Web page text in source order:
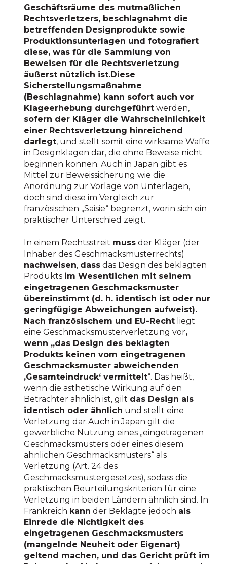
Geschäftsräume des mutmaßlichen
Rechtsverletzers, beschlagnahmt die
betreffenden Designprodukte sowie
Produktionsunterlagen und fotografiert
diese, was für die Sammlung von
Beweisen für die Rechtsverletzung
äußerst nützlich ist.Diese
Sicherstellungsmaßnahme
(Beschlagnahme) kann sofort auch vor
Klageerhebung durchgeführt werden,
sofern der Kläger die Wahrscheinlichkeit
einer Rechtsverletzung hinreichend
darlegt, und stellt somit eine wirksame Waffe
in Designklagen dar, die ohne Beweise nicht
beginnen können. Auch in Japan gibt es
Mittel zur Beweissicherung wie die
Anordnung zur Vorlage von Unterlagen,
doch sind diese im Vergleich zur
französischen „Saisie“ begrenzt, worin sich ein
praktischer Unterschied zeigt.
In einem Rechtsstreit muss der Kläger (der
Inhaber des Geschmacksmusterrechts)
nachweisen, dass das Design des beklagten
Produkts im Wesentlichen mit seinem
eingetragenen Geschmacksmuster
übereinstimmt (d. h. identisch ist oder nur
geringfügige Abweichungen aufweist).
Nach französischem und EU-Recht liegt
eine Geschmacksmusterverletzung vor,
wenn „das Design des beklagten
Produkts keinen vom eingetragenen
Geschmacksmuster abweichenden
‚Gesamteindruck‘ vermittelt“. Das heißt,
wenn die ästhetische Wirkung auf den
Betrachter ähnlich ist, gilt das Design als
identisch oder ähnlich und stellt eine
Verletzung dar.Auch in Japan gilt die
gewerbliche Nutzung eines „eingetragenen
Geschmacksmusters oder eines diesem
ähnlichen Geschmacksmusters“ als
Verletzung (Art. 24 des
Geschmacksmustergesetzes), sodass die
praktischen Beurteilungskriterien für eine
Verletzung in beiden Ländern ähnlich sind. In
Frankreich kann der Beklagte jedoch als
Einrede die Nichtigkeit des
eingetragenen Geschmacksmusters
(mangelnde Neuheit oder Eigenart)
geltend machen, und das Gericht prüft im